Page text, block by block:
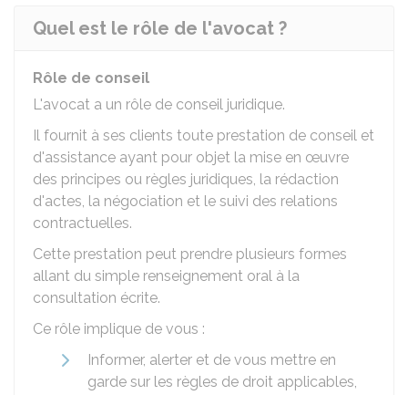
Quel est le rôle de l'avocat ?
Rôle de conseil
L'avocat a un rôle de conseil juridique.
Il fournit à ses clients toute prestation de conseil et
d'assistance ayant pour objet la mise en œuvre
des principes ou règles juridiques, la rédaction
d'actes, la négociation et le suivi des relations
contractuelles.
Cette prestation peut prendre plusieurs formes
allant du simple renseignement oral à la
consultation écrite.
Ce rôle implique de vous :
Informer, alerter et de vous mettre en
garde sur les règles de droit applicables,